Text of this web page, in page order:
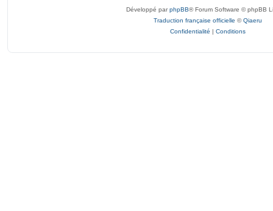
Développé parphpBB® Forum Software © phpBB
Traduction française officielle ©Qiaeru
Confidentialité | Conditions